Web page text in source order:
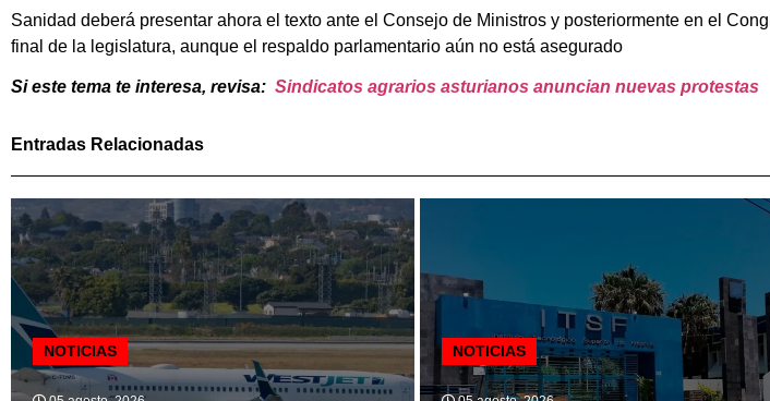
Sanidad deberá presentar ahora el texto ante el Consejo de Ministros y posteriormente en el
final de la legislatura, aunque el respaldo parlamentario aún no está asegurado
Si este tema te interesa, revisa: Sindicatos agrarios asturianos anuncian nuevas protestas
Entradas Relacionadas
NOTICIAS NOTICIAS